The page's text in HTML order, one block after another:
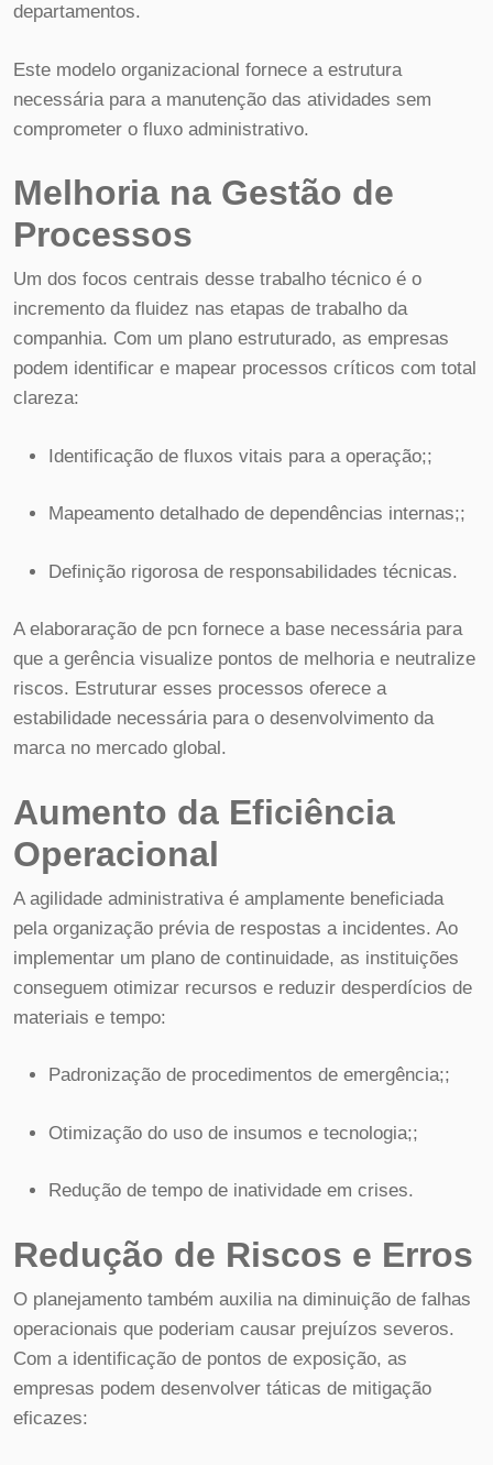
departamentos.
Este modelo organizacional fornece a estrutura
necessária para a manutenção das atividades sem
comprometer o fluxo administrativo.
Melhoria na Gestão de
Processos
Um dos focos centrais desse trabalho técnico é o
incremento da fluidez nas etapas de trabalho da
companhia. Com um plano estruturado, as empresas
podem identificar e mapear processos críticos com total
clareza:
Identificação de fluxos vitais para a operação;;
Mapeamento detalhado de dependências internas;;
Definição rigorosa de responsabilidades técnicas.
A elaboraração de pcn fornece a base necessária para
que a gerência visualize pontos de melhoria e neutralize
riscos. Estruturar esses processos oferece a
estabilidade necessária para o desenvolvimento da
marca no mercado global.
Aumento da Eficiência
Operacional
A agilidade administrativa é amplamente beneficiada
pela organização prévia de respostas a incidentes. Ao
implementar um plano de continuidade, as instituições
conseguem otimizar recursos e reduzir desperdícios de
materiais e tempo:
Padronização de procedimentos de emergência;;
Otimização do uso de insumos e tecnologia;;
Redução de tempo de inatividade em crises.
Redução de Riscos e Erros
O planejamento também auxilia na diminuição de falhas
operacionais que poderiam causar prejuízos severos.
Com a identificação de pontos de exposição, as
empresas podem desenvolver táticas de mitigação
eficazes: